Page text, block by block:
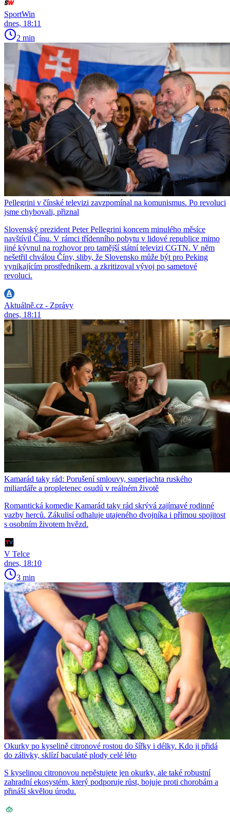
SportWin
dnes, 18:11
2 min
Pellegrini v čínské televizi zavzpomínal na komunismus. Po revoluci
jsme chybovali, přiznal
Slovenský prezident Peter Pellegrini koncem minulého měsíce
navštívil Čínu. V rámci třídenního pobytu v lidové republice mimo
jiné kývnul na rozhovor pro tamější státní televizi CGTN. V něm
nešetřil chválou Číny, sliby, že Slovensko může být pro Peking
vynikajícím prostředníkem, a zkritizoval vývoj po sametové
revoluci.
Aktuálně.cz - Zprávy
dnes, 18:11
Kamarád taky rád: Porušení smlouvy, superjachta ruského
miliardáře a propletenec osudů v reálném životě
Romantická komedie Kamarád taky rád skrývá zajímavé rodinné
vazby herců. Zákulisí odhaluje utajeného dvojníka i přímou spojitost
s osobním životem hvězd.
V Telce
dnes, 18:10
3 min
Okurky po kyselině citronové rostou do šířky i délky. Kdo ji přidá
do zálivky, sklízí baculaté plody celé léto
S kyselinou citronovou nepěstujete jen okurky, ale také robustní
zahradní ekosystém, který podporuje růst, bojuje proti chorobám a
přináší skvělou úrodu.